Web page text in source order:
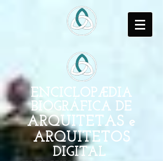
ENCICLOPÆDIA
BIOGRÁFICA DE
ARQUITETAS e
ARQUITETOS
DIGITAL